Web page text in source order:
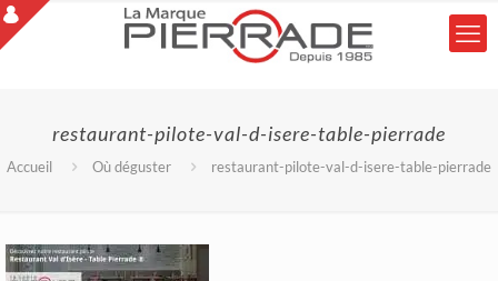
restaurant-pilote-val-d-isere-table-pierrade
Accueil Où déguster restaurant-pilote-val-d-isere-table-pierrade